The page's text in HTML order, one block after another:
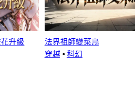
升級
法界祖師變菜鳥
穿越⦁ 科幻